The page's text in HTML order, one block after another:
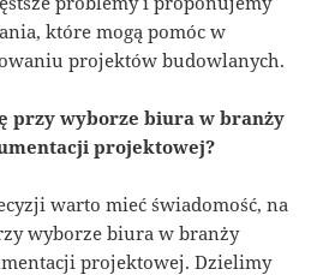
które mogą pomóc w
projektów budowlanych.
przy wyborze biura w branży
projektowej?
warto mieć świadomość, na
wyborze biura w branży
projektowej. Dzielimy